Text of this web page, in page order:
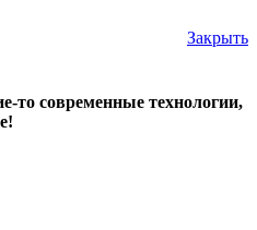
Закрыть
то современные технологии,